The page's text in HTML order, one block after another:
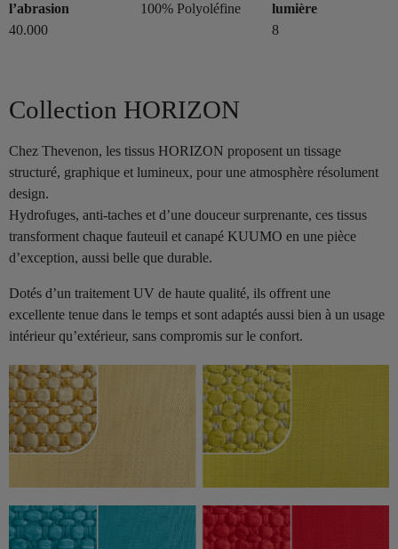
l’abrasion
40.000
100% Polyoléfine
lumière
8
Collection HORIZON
Chez Thevenon, les tissus HORIZON proposent un tissage
structuré, graphique et lumineux, pour une atmosphère résolument
design.
Hydrofuges, anti-taches et d’une douceur surprenante, ces tissus
transforment chaque fauteuil et canapé KUUMO en une pièce
d’exception, aussi belle que durable.
Dotés d’un traitement UV de haute qualité, ils offrent une
excellente tenue dans le temps et sont adaptés aussi bien à un usage
intérieur qu’extérieur, sans compromis sur le confort.